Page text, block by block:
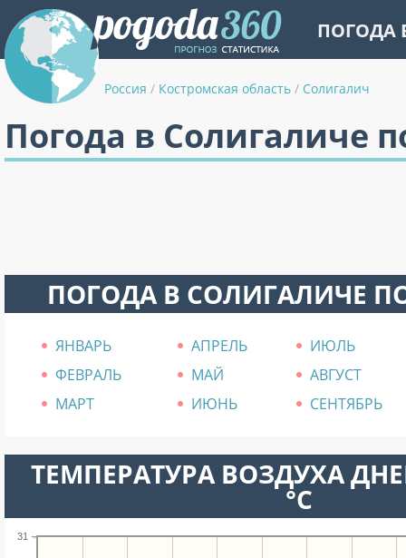
ПОГОДА
Россия / Костромская область / Солигалич
Погода в Солигаличе
ПОГОДА В СОЛИГАЛИЧЕ
ЯНВАРЬ АПРЕЛЬ
ИЮЛЬ
ФЕВРАЛЬ
МАЙ
АВГУСТ
МАРТ
ИЮНЬ СЕНТЯБРЬ
ТЕМПЕРАТУРА ВОЗДУХА
°C
31